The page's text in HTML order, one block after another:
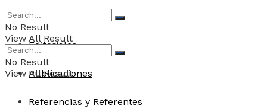
Convocatorias
Editoriales
Publicaciones
Referencias y Referentes
No Result
View All Result
No Result
View All Result